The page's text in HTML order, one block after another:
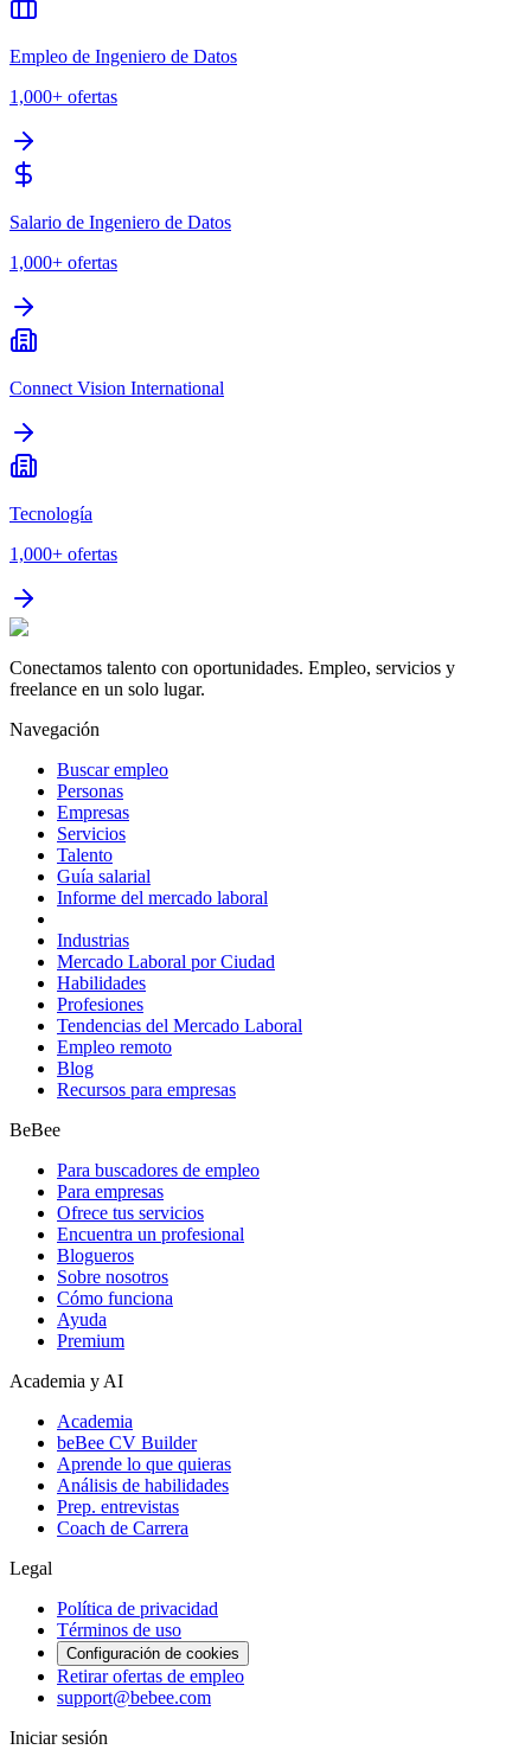
Empleo de Ingeniero de Datos
1,000+ ofertas
Salario de Ingeniero de Datos
1,000+ ofertas
Connect Vision International
Tecnología
1,000+ ofertas
Conectamos talento con oportunidades. Empleo, servicios y
freelance en un solo lugar.
Navegación
Buscar empleo
Personas
Empresas
Servicios
Talento
Guía salarial
Informe del mercado laboral
Industrias
Mercado Laboral por Ciudad
Habilidades
Profesiones
Tendencias del Mercado Laboral
Empleo remoto
Blog
Recursos para empresas
BeBee
Para buscadores de empleo
Para empresas
Ofrece tus servicios
Encuentra un profesional
Blogueros
Sobre nosotros
Cómo funciona
Ayuda
Premium
Academia y AI
Academia
beBee CV Builder
Aprende lo que quieras
Análisis de habilidades
Prep. entrevistas
Coach de Carrera
Legal
Política de privacidad
Términos de uso
Configuración de cookies
Retirar ofertas de empleo
support@bebee.com
Iniciar sesión